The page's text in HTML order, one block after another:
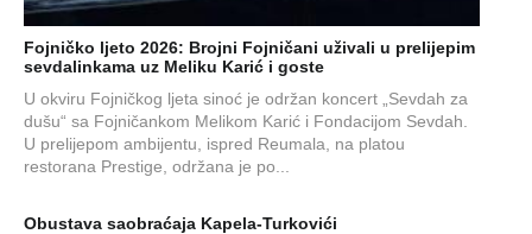
Fojničko ljeto 2026: Brojni Fojničani uživali u prelijepim
sevdalinkama uz Meliku Karić i goste
U okviru Fojničkog ljeta sinoć je održan koncert „Sevdah za
dušu“ sa Fojničankom Melikom Karić i Fondacijom Sevdah.
U prelijepom ambijentu, ispred Reumala, na platou
restorana Prestige, održana je po...
Obustava saobraćaja Kapela-Turkovići